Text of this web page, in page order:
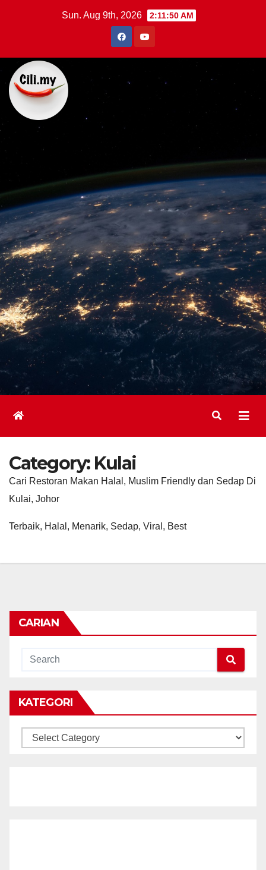
Sun. Aug 9th, 2026 2:11:50 AM
Category: Kulai
Cari Restoran Makan Halal, Muslim Friendly dan Sedap Di
Kulai, Johor
Terbaik, Halal, Menarik, Sedap, Viral, Best
CARIAN
KATEGORI
KATEGORI